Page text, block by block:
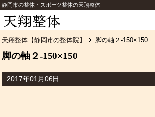
静岡市の整体・スポーツ整体の天翔整体
天翔整体【静岡市の整体院】 脚の軸２-150×150
脚の軸２-150×150
2017年01月06日